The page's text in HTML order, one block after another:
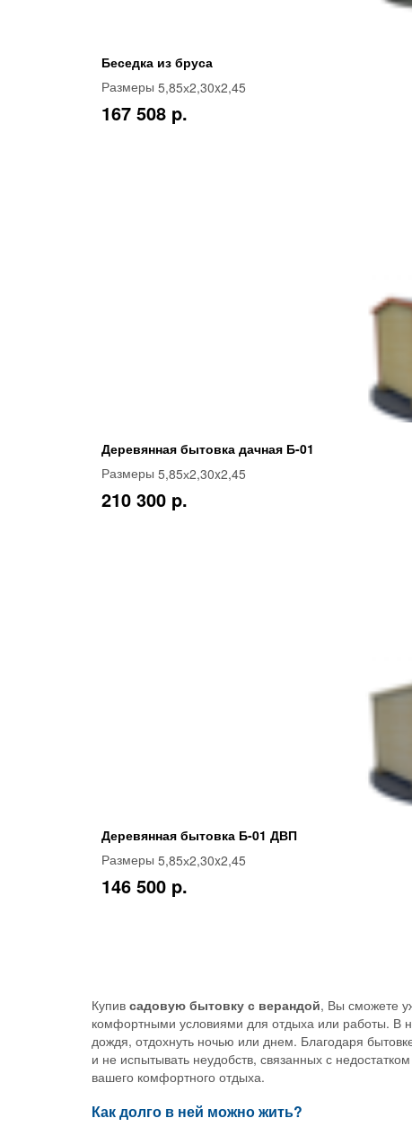
Беседка из бруса
Размеры 5,85х2,30x2,45
167 508 p.
Деревянная бытовка дачная Б-01
Размеры 5,85х2,30x2,45
210 300 p.
Деревянная бытовка Б-01 ДВП
Размеры 5,85х2,30x2,45
146 500 p.
Купив садовую бытовку с верандой, Вы сможете
комфортными условиями для отдыха или работы. В
дождя, отдохнуть ночью или днем. Благодаря
и не испытывать неудобств, связанных с
вашего комфортного отдыха.
Как долго в ней можно жить?